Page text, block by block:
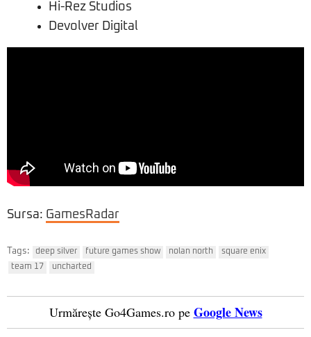
Hi-Rez Studios
Devolver Digital
Sursa: GamesRadar
Tags: deep silver future games show nolan north
square enix
team 17
uncharted
Urmărește Go4Games.ro pe Google News